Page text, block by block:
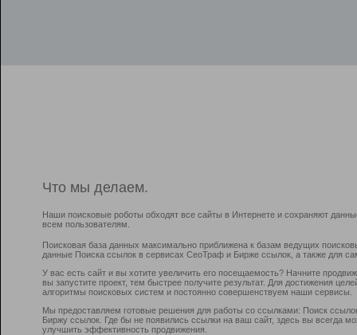
Что мы делаем.
Наши поисковые роботы обходят все сайты в Интернете и сохраняют
всем пользователям.
Поисковая база данных максимально приближена к базам ведущих
данные Поиска ссылок в сервисах СеоТраф и Бирже ссылок, а также для
У вас есть сайт и вы хотите увеличить его посещаемость? Начните
вы запустите проект, тем быстрее получите результат. Для достижения
алгоритмы поисковых систем и постоянно совершенствуем наши сервисы.
Мы предоставляем готовые решения для работы со ссылками: Поиск
Биржу ссылок. Где бы не появились ссылки на ваш сайт, здесь вы всегда
улучшить эффективность продвижения.